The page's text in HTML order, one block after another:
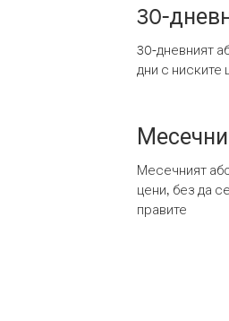
30-
30-дневният
дни с ниските
Месечният
цени, без да
правите